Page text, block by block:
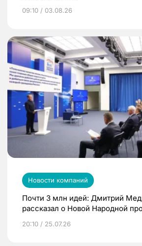
09:10 / 03.08.26
Новости компаний
Почти 3 млн идей: Дмитрий
рассказал о Новой Народной
20:10 / 25.07.26